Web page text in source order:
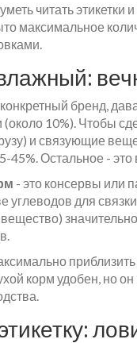
читать
максимальное
бренд,
10%) . Чтобы
и связующие
45%. Остальное -
- это консервы или
углеводов для
корм удобен, но